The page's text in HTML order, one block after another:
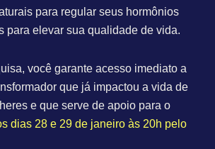
para regular seus hormônios
para elevar sua qualidade de vida.
você garante acesso imediato a
que já impactou a vida de
e que serve de apoio para o
dias 28 e 29 de janeiro às 20h pelo